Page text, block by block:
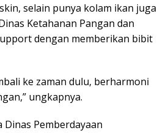
selain punya kolam ikan juga
Ketahanan Pangan dan
dengan memberikan bibit
ke zaman dulu, berharmoni
ungkapnya.
Dinas Pemberdayaan